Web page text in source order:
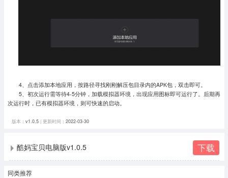
4、点击添加本地应用，按路径寻找刚刚解压包目录内的APK包，双击即可。
5、初次运行需等待4-5分钟，加载模拟器环境，出现应用图标即可运行了。
后期再
次运行时，已有模拟器环境，则可快速的启动。
版本： v1.0.5| 更新时间： 2022-03-30
酷妈宝贝电脑版v1.0.5 下载
同类推荐